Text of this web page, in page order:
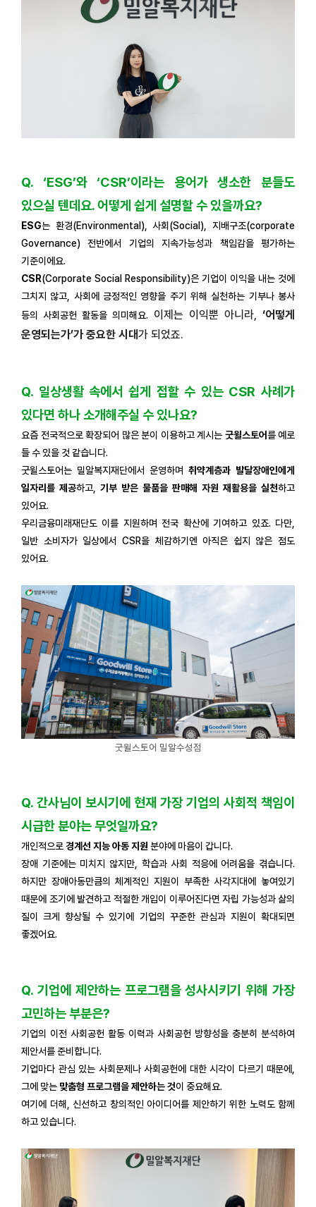
Q. ‘ESG’와 ‘CSR’이라는 용어가 생소한 분들도
있으실 텐데요. 어떻게 쉽게 설명할 수 있을까요?
ESG는 환경(Environmental), 사회(Social), 지배구조(corporate
Governance) 전반에서 기업의 지속가능성과 책임감을 평가하는
기준이에요.
CSR(Corporate Social Responsibility)은 기업이 이익을 내는 것에
그치지 않고, 사회에 긍정적인 영향을 주기 위해 실천하는 기부나 봉사
등의 사회공헌 활동을 의미해요. 이제는 이익뿐 아니라,
‘어떻게
운영되는가’가 중요한 시대가 되었죠.
Q. 일상생활 속에서 쉽게 접할 수 있는 CSR 사례가
있다면 하나 소개해주실 수 있나요?
요즘 전국적으로 확장되어 많은 분이 이용하고 계시는 굿윌스토어를 예로
들 수 있을 것 같습니다.
굿윌스토어는 밀알복지재단에서 운영하며 취약계층과 발달장애인에게
일자리를 제공하고, 기부 받은 물품을 판매해 자원 재활용을 실천하고
있어요.
우리금융미래재단도 이를 지원하며 전국 확산에 기여하고 있죠. 다만,
일반 소비자가 일상에서 CSR을 체감하기엔 아직은 쉽지 않은 점도
있어요.
굿윌스토어 밀알수성점
Q. 간사님이 보시기에 현재 가장 기업의 사회적 책임이
시급한 분야는 무엇일까요?
개인적으로경계선 지능 아동 지원 분야에 마음이 갑니다.
장애 기준에는 미치지 않지만, 학습과 사회 적응에 어려움을 겪습니다.
하지만 장애아동만큼의 체계적인 지원이 부족한 사각지대에 놓여있기
때문에 조기에 발견하고 적절한 개입이 이루어진다면 자립 가능성과 삶의
질이 크게 향상될 수 있기에 기업의 꾸준한 관심과 지원이 확대되면
좋겠어요.
Q. 기업에 제안하는 프로그램을 성사시키기 위해 가장
고민하는 부분은?
기업의 이전 사회공헌 활동 이력과 사회공헌 방향성을 충분히 분석하여
제안서를 준비합니다.
기업마다 관심 있는 사회문제나 사회공헌에 대한 시각이 다르기 때문에,
그에 맞는 맞춤형 프로그램을 제안하는 것이 중요해요.
여기에 더해, 신선하고 창의적인 아이디어를 제안하기 위한 노력도 함께
하고 있습니다.